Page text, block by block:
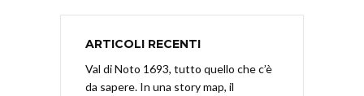
ARTICOLI RECENTI
Val di Noto 1693, tutto quello che c’è
da sapere. In una story map, il